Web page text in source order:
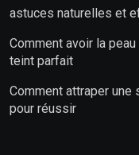
astuces naturelles et
Comment avoir la
teint parfait
Comment attraper
pour réussir